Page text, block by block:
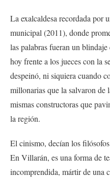
La exalcaldesa recordada por
municipal (2011), donde
las palabras fueran un
hoy frente a los jueces con la
despeinó, ni siquiera cuando
millonarias que la salvaron de
mismas constructoras que
la región.
El cinismo, decían los
En Villarán, es una forma de
incomprendida, mártir de una